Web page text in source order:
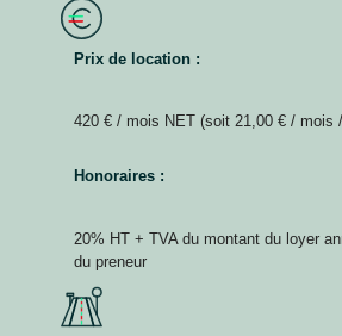
Prix de location :
420 € / mois NET (soit 21,00 € / mois
Honoraires :
20% HT + TVA du montant du loyer
du preneur